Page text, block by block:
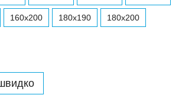
160x200 180x190 180x200